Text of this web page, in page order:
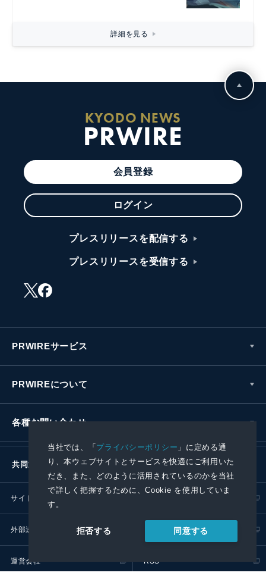
当社では、「プライバシーポリシー 」に定める通
り、本ウェブサイトとサービスを快適にご利用いた
だき、また、どのように活用されているのかを当社
で詳しく把握するために、Cookie を使用していま
す。
拒否する 同意する
詳細を見る
KYODO NEWS
PRWIRE
会員登録
ログイン
プレスリリースを配信する
プレスリリースを受信する
PRWIREサービス
PRWIREについて
各種お問い合わせ
共同通信社グループ
サイトポリシー
外部送信ポリシー プレスリリース取扱基準
運営会社 RSS